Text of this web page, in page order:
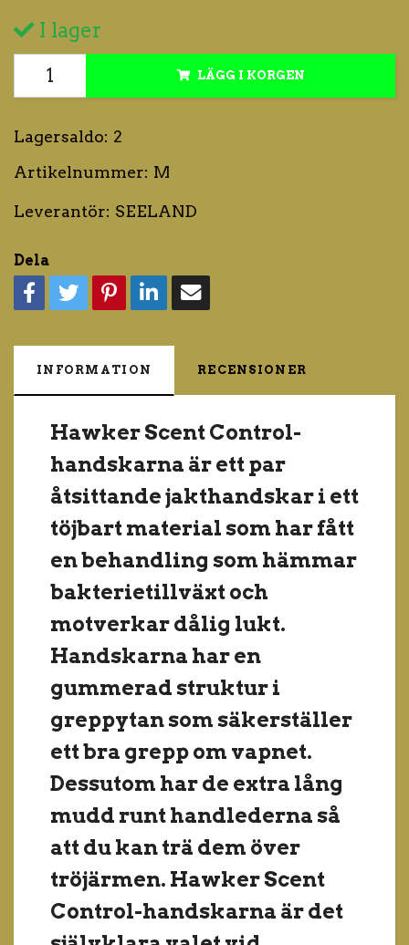
I lager
LÄGG I KORGEN
Lagersaldo: 2
Artikelnummer: M
Leverantör: SEELAND
Dela
INFORMATION RECENSIONER
Hawker Scent Control-
handskarna är ett par
åtsittande jakthandskar i ett
töjbart material som har fått
en behandling som hämmar
bakterietillväxt och
motverkar dålig lukt.
Handskarna har en
gummerad struktur i
greppytan som säkerställer
ett bra grepp om vapnet.
Dessutom har de extra lång
mudd runt handlederna så
att du kan trä dem över
tröjärmen. Hawker Scent
Control-handskarna är det